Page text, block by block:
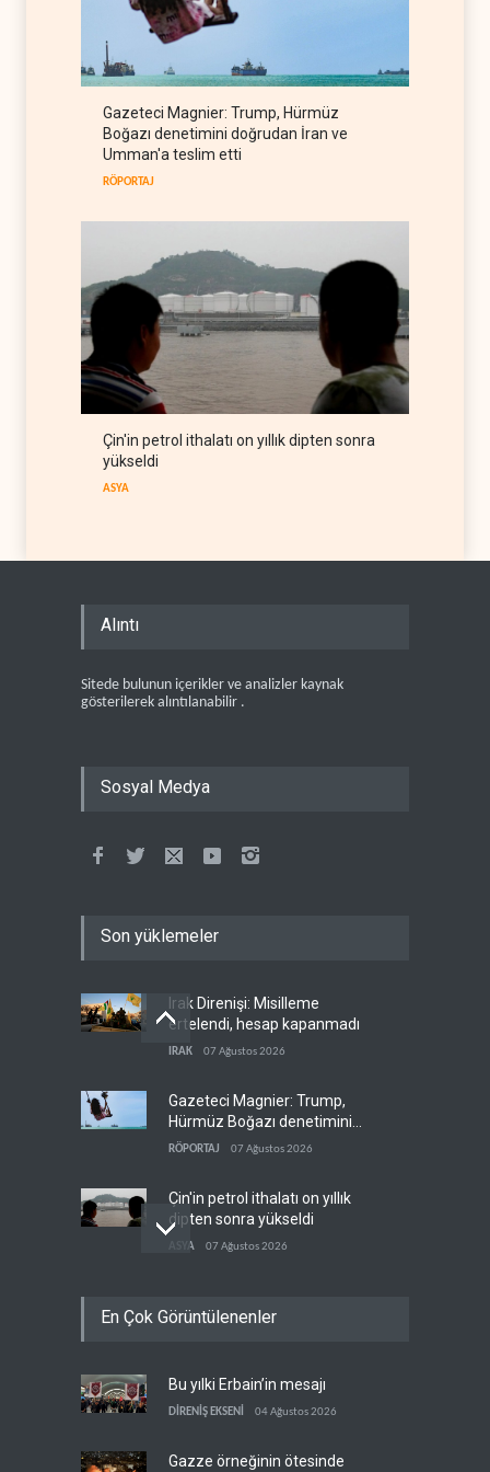
Suudi Arabistan, Türkiye ve
Pakistan ortak savunma
petrol ithalatını 40 yıl sonra
ilk kez durdurdu
BATI YARIM KÜRE
Gazeteci Magnier: Trump, Hürmüz
Boğazı denetimini doğrudan İran ve
Umman'a teslim etti
RÖPORTAJ
Çin'in petrol ithalatı on yıllık dipten sonra
yükseldi
ASYA
Alıntı
Sitede bulunun içerikler ve analizler kaynak
gösterilerek alıntılanabilir .
Sosyal Medya
Son yüklemeler
Irak Direnişi: Misilleme
ertelendi, hesap kapanmadı
IRAK 07 Ağustos 2026
Gazeteci Magnier: Trump,
Hürmüz Boğazı denetimini
doğrudan İran ve Umman'a
RÖPORTAJ 07 Ağustos 2026
Çin'in petrol ithalatı on yıllık
dipten sonra yükseldi
ASYA 07 Ağustos 2026
sonra petrol üretimini rekor
The Telegraph: Hürmüz
anlaşması, İran’ın savaşı
En Çok Görüntülenenler
Bu yılki Erbain’in mesajı
DİRENİŞ EKSENİ 04 Ağustos 2026
Gazze örneğinin ötesinde